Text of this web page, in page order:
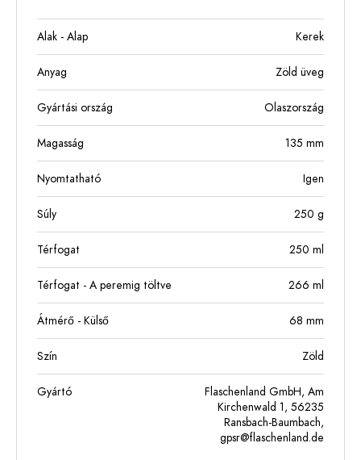
Alak - Alap Kerek
Anyag Zöld üveg
Gyártási ország Olaszország
Magasság 135 mm
Nyomtatható Igen
Súly 250 g
Térfogat 250 ml
Térfogat - A peremig töltve 266 ml
Átmérő - Külső 68 mm
Szín Zöld
Gyártó
Flaschenland GmbH, Am
Kirchenwald 1, 56235
Ransbach-Baumbach,
gpsr@flaschenland.de